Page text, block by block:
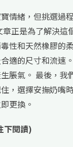
情緒，但挑選過
正是為了解決
性和天然橡膠的
適的尺寸和流速
脹氣。 最後，
，選擇安撫奶嘴
更換。
下閱讀)